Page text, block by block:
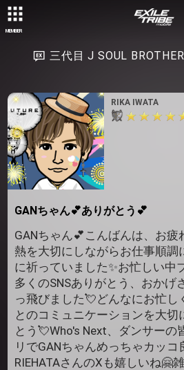
MEMBER
三代目 J SOUL
RIKA IWATA
GANちゃん💕ありがとう💕
GANちゃん💕こんばんは、お疲
熱を大切にしながらお仕事順調
に祈っていました✨️お忙しい中
多くのSNSありがとう、おかげ
っ飛びました💘どんなにお忙し
とのコミュニケーションを大切
とう💘Who's Next、ダンサーの
リでGANちゃんめっちゃカッコ
RIEHATAさんのXも嬉しいね🤗